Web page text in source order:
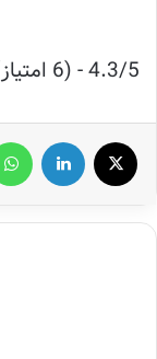
4.3/5 - (6 امتیاز)